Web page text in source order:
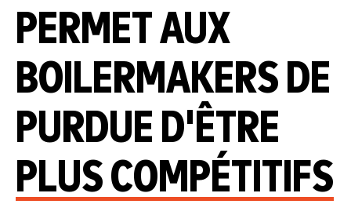
PERMET AUX
BOILERMAKERS DE
PURDUE D'ÊTRE
PLUS COMPÉTITIFS